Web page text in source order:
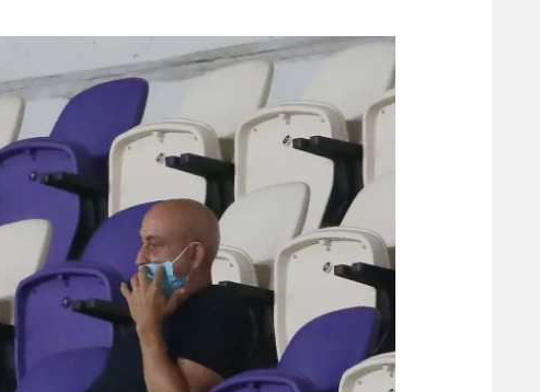
תקנון משתתפים וזוכים בפרסים
תקנון עבור פעילות אלקטרה
תקנון עבור פעילות ספורט 1 – "מרלן"
תנאי שימוש
מדיניות פרטיות
תקנון פעילות ספורט 1
רשיון להקרנה פומבית לבית עסק
הפועל תל
הפועל חיפה
הפועל באר
מכבי נתניה
בני יהודה